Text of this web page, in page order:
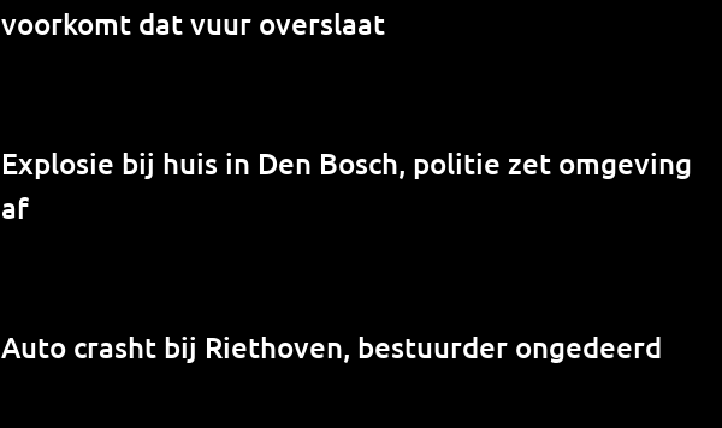
voorkomt dat vuur overslaat
Explosie bij huis in Den Bosch, politie zet omgeving
af
Auto crasht bij Riethoven, bestuurder ongedeerd